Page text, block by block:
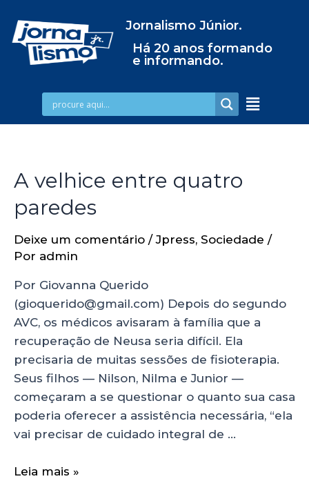
Jornalismo Júnior.
Há 20 anos formando
e informando.
A velhice entre quatro
paredes
Deixe um comentário /Jpress, Sociedade /
Por admin
Por Giovanna Querido
(gioquerido@gmail.com) Depois do segundo
AVC, os médicos avisaram à família que a
recuperação de Neusa seria difícil. Ela
precisaria de muitas sessões de fisioterapia.
Seus filhos — Nilson, Nilma e Junior —
começaram a se questionar o quanto sua casa
poderia oferecer a assistência necessária, “ela
vai precisar de cuidado integral de …
Leia mais »